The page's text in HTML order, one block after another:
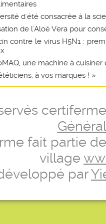
d'été consacrée à la
de l'Aloé Vera pour
contre le virus H5N1 :
une machine à
à vos marques ! »
fait partie
village
par